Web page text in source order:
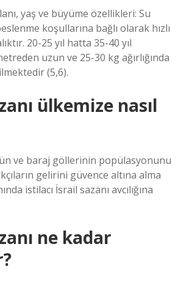
yaş ve büyüme özellikleri: Su
koşullarına bağlı olarak hızlı
20-25 yıl hatta 35-40 yıl
uzun ve 25-30 kg ağırlığında
(5,6).
ülkemize nasıl
ve baraj göllerinin popülasyonunu
gelirini güvence altına alma
istilacı İsrail sazanı avcılığına
ne kadar